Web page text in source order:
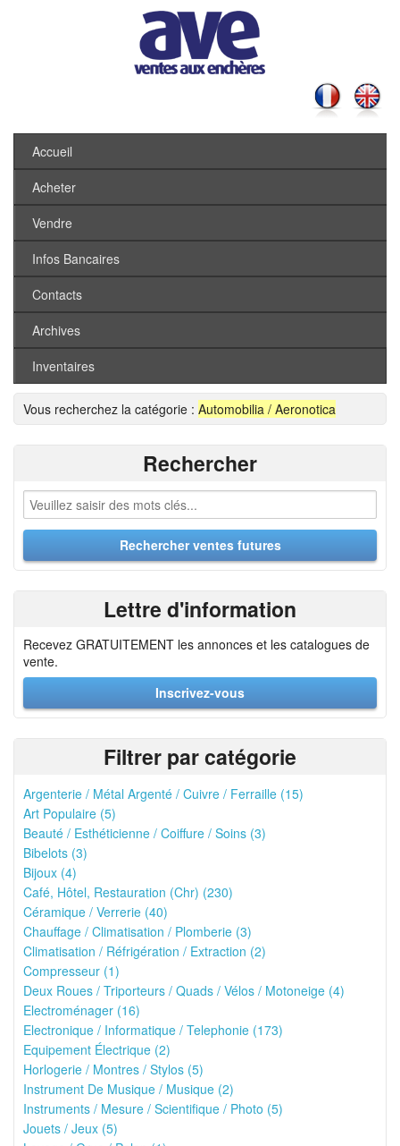
Accueil
Acheter
Vendre
Infos Bancaires
Contacts
Archives
Inventaires
Vous recherchez la catégorie : Automobilia / Aeronotica
Rechercher
Lettre d'information
Recevez GRATUITEMENT les annonces et les catalogues de
vente.
Inscrivez-vous
Filtrer par catégorie
Argenterie / Métal Argenté / Cuivre / Ferraille (15)
Art Populaire (5)
Beauté / Esthéticienne / Coiffure / Soins (3)
Bibelots (3)
Bijoux (4)
Café, Hôtel, Restauration (Chr) (230)
Céramique / Verrerie (40)
Chauffage / Climatisation / Plomberie (3)
Climatisation / Réfrigération / Extraction (2)
Compresseur (1)
Deux Roues / Triporteurs / Quads / Vélos / Motoneige (4)
Electroménager (16)
Electronique / Informatique / Telephonie (173)
Equipement Électrique (2)
Horlogerie / Montres / Stylos (5)
Instrument De Musique / Musique (2)
Instruments / Mesure / Scientifique / Photo (5)
Jouets / Jeux (5)